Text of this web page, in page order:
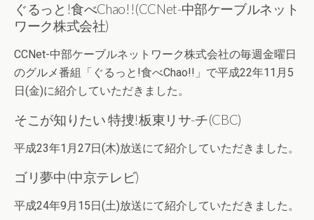
ぐるっと!食べChao!!(CCNet-中部ケーブルネット
ワーク株式会社)
CCNet-中部ケーブルネットワーク株式会社の毎週金曜日
のグルメ番組「ぐるっと!食べChao!!」で平成22年11月5
日(金)に紹介していただきました。
そこが知りたい 特捜!板東リサ-チ(CBC)
平成23年1月27日(木)放送にて紹介していただきました。
ゴリ夢中(中京テレビ)
平成24年9月15日(土)放送にて紹介していただきました。